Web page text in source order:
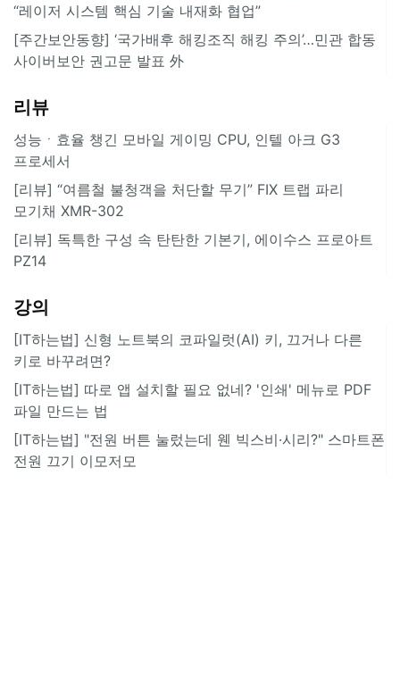
“레이저 시스템 핵심 기술 내재화 협업”
[주간보안동향] ‘국가배후 해킹조직 해킹 주의’…민관 합동
사이버보안 권고문 발표 外
리뷰
성능ㆍ효율 챙긴 모바일 게이밍 CPU, 인텔 아크 G3
프로세서
[리뷰] “여름철 불청객을 처단할 무기” FIX 트랩 파리
모기채 XMR-302
[리뷰] 독특한 구성 속 탄탄한 기본기, 에이수스 프로아트
PZ14
강의
[IT하는법] 신형 노트북의 코파일럿(AI) 키, 끄거나 다른
키로 바꾸려면?
[IT하는법] 따로 앱 설치할 필요 없네? '인쇄' 메뉴로 PDF
파일 만드는 법
[IT하는법] "전원 버튼 눌렀는데 웬 빅스비·시리?" 스마트폰
전원 끄기 이모저모